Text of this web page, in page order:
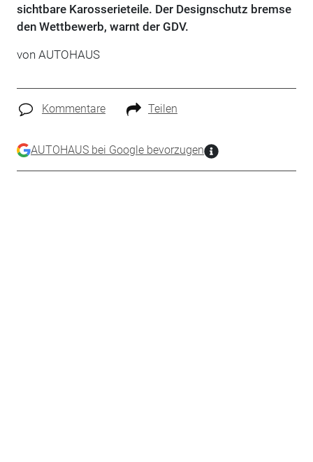
sichtbare Karosserieteile. Der Designschutz bremse
den Wettbewerb, warnt der GDV.
von AUTOHAUS
Kommentare Teilen
AUTOHAUS bei Google bevorzugen